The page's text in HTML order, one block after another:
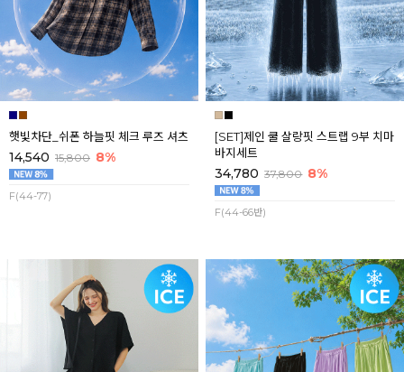
햇빛차단_쉬폰 하늘핏 체크 루즈 셔츠
14,540 15,800 8%
F(44-77)
[SET]제인 쿨 살랑핏 스트랩 9부 치마
바지세트
34,780 37,800 8%
F(44-66반)